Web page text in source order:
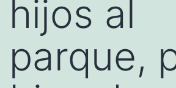
hijos al
parque,